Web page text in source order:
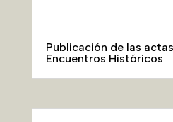
Publicación de las
Encuentros Históricos